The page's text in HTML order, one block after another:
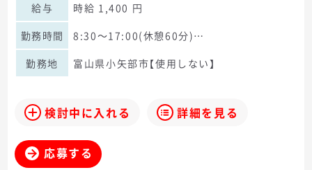
給与
時給 1,400 円
勤務時間
8:30～17:00(休憩60分)…
勤務地
富山県小矢部市【使用しない】
検討中に入れる 詳細を見る
応募する